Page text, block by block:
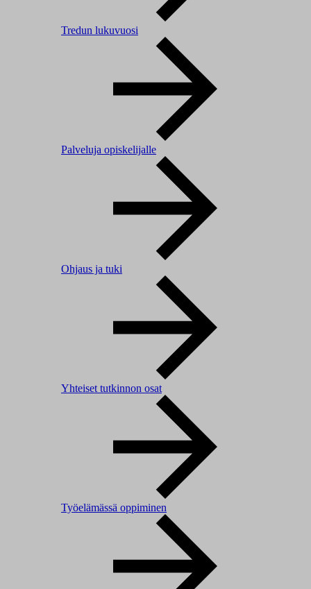
Tredun lukuvuosi
Palveluja opiskelijalle
Ohjaus ja tuki
Yhteiset tutkinnon osat
Työelämässä oppiminen